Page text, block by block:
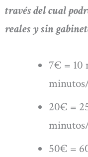
través del cual
reales y sin
7€ = 10
20€ =
50€ =